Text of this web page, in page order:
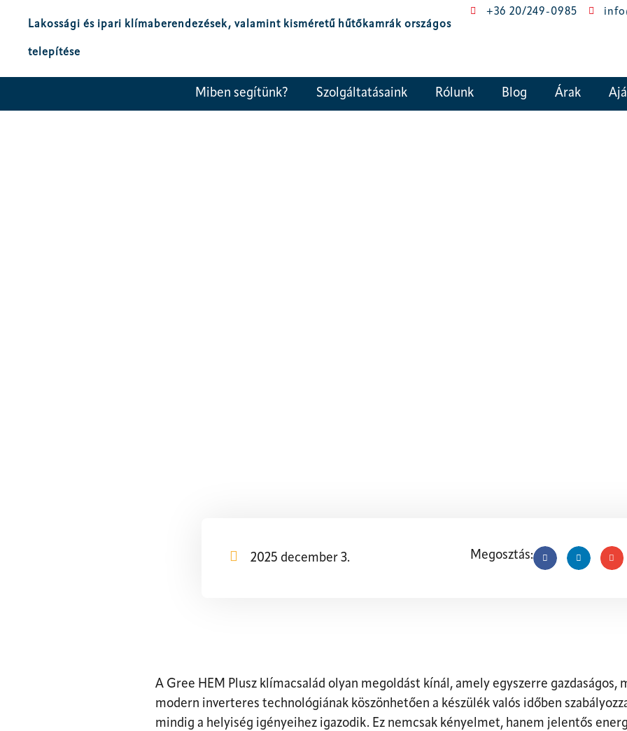
Lakossági és ipari klímaberendezések, valamint kisméretű hűtőkamrák országos
telepítése
+36 20/249-0985
Miben segítünk? Szolgáltatásaink Rólunk Blog Árak
2025 december 3. Megosztás:
A Gree HEM Plusz klímacsalád olyan megoldást kínál, amely egyszerre gazdaságos,
modern inverteres technológiának köszönhetően a készülék valós időben
mindig a helyiség igényeihez igazodik. Ez nemcsak kényelmet, hanem jelentős